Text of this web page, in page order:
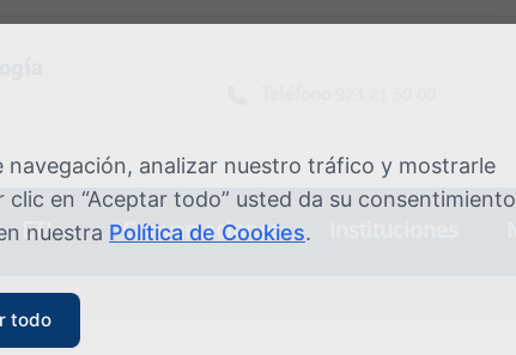
navegación, analizar nuestro tráfico y mostrarle
en “Aceptar todo” usted da su consentimiento
nuestra Política de Cookies.
todo
ETI Conversaciones